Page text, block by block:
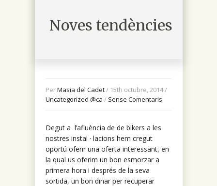
Noves tendències
PerMasia del Cadet/ 15th octubre, 2014 /
Uncategorized @ca / Sense Comentaris
Degut a l’afluència de de bikers a les
nostres instal · lacions hem cregut
oportú oferir una oferta interessant, en
la qual us oferim un bon esmorzar a
primera hora i després de la seva
sortida, un bon dinar per recuperar